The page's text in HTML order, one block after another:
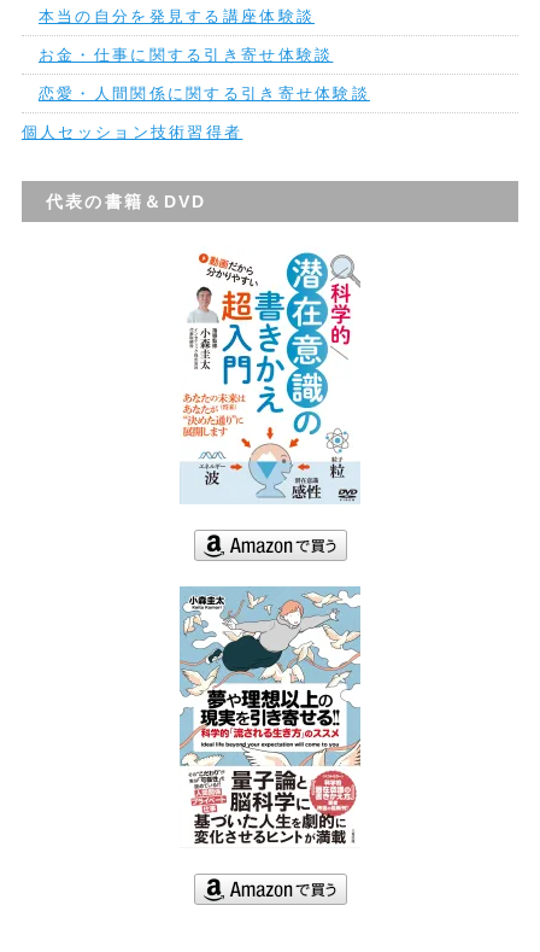
本当の自分を発見する講座体験談
お金・仕事に関する引き寄せ体験談
恋愛・人間関係に関する引き寄せ体験談
個人セッション技術習得者
代表の書籍＆DVD